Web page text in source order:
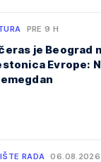
PRE 9 H
je Beograd
Evrope:
RADA 06.08.2026.